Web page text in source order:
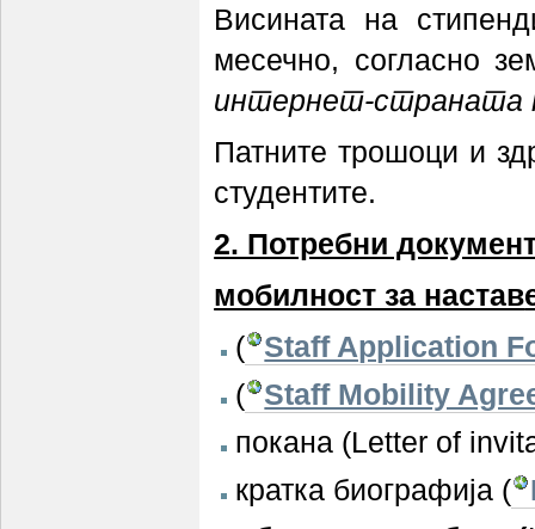
Висината на
месечно, согласно
интернет-страната
Патните трошоци и
студентите.
2. Потребни
мобилност за настав
(
Staff Application
(
Staff Mobility
покана (Letter of
кратка биографија (